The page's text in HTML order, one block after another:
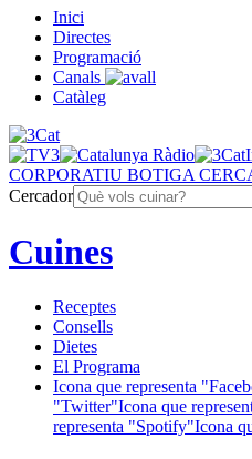
Inici
Directes
Programació
Canals
Catàleg
CORPORATIU BOTIGA
Cercador
Cuines
Receptes
Consells
Dietes
El Programa
Icona que representa
"Twitter"Icona que
representa "Spotify"Icona